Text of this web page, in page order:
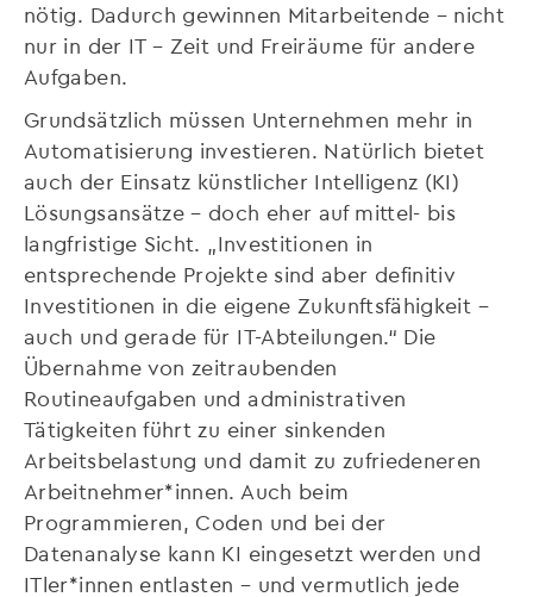
nötig. Dadurch gewinnen Mitarbeitende – nicht
nur in der IT – Zeit und Freiräume für andere
Aufgaben.
Grundsätzlich müssen Unternehmen mehr in
Automatisierung investieren. Natürlich bietet
auch der Einsatz künstlicher Intelligenz (KI)
Lösungsansätze – doch eher auf mittel- bis
langfristige Sicht. „Investitionen in
entsprechende Projekte sind aber definitiv
Investitionen in die eigene Zukunftsfähigkeit –
auch und gerade für IT-Abteilungen.“ Die
Übernahme von zeitraubenden
Routineaufgaben und administrativen
Tätigkeiten führt zu einer sinkenden
Arbeitsbelastung und damit zu zufriedeneren
Arbeitnehmer*innen. Auch beim
Programmieren, Coden und bei der
Datenanalyse kann KI eingesetzt werden und
ITler*innen entlasten – und vermutlich jede